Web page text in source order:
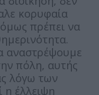
κορυφαία
πρέπει να
αναστρέψουμε
πόλη, αυτής
λόγω των
έλλειψη